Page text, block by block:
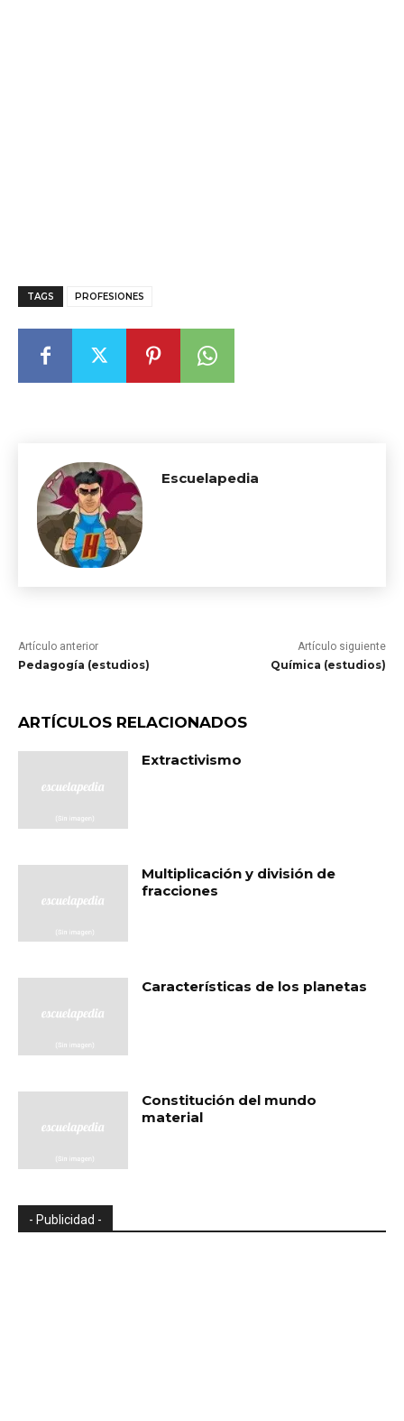
TAGS PROFESIONES
Escuelapedia
Artículo anterior
Pedagogía (estudios)
Artículo siguiente
Química (estudios)
ARTÍCULOS RELACIONADOS
Extractivismo
Multiplicación y división de
fracciones
Características de los planetas
Constitución del mundo
material
- Publicidad -